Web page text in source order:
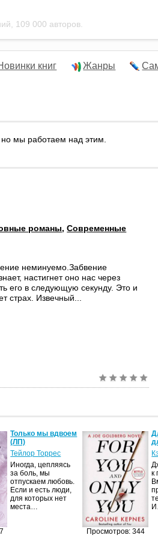
109 000 авторов.
книг Жанры
мы работаем над этим.
романы,Современные
неминуемо.Забвение
настигнет оно нас через
его в следующую секунду. Это и
страх. Извечный...
Только мы вдвоем
(ЛП)
Тейлор Торрес
Иногда, цепляясь
за боль, мы
отпускаем любовь.
Если и есть люди,
для которых нет
места…
Просмотров: 344
к